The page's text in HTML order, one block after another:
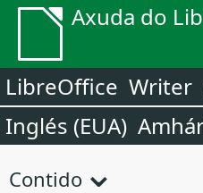
Axuda do
LibreOffice Writer
Inglés (EUA)
Contido